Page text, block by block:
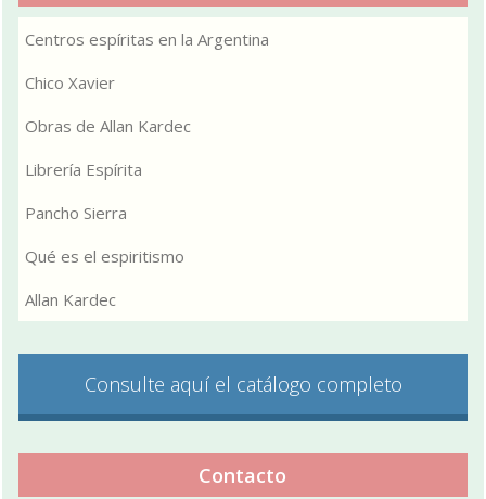
Centros espíritas en la Argentina
Chico Xavier
Obras de Allan Kardec
Librería Espírita
Pancho Sierra
Qué es el espiritismo
Allan Kardec
Consulte aquí el catálogo completo
Contacto